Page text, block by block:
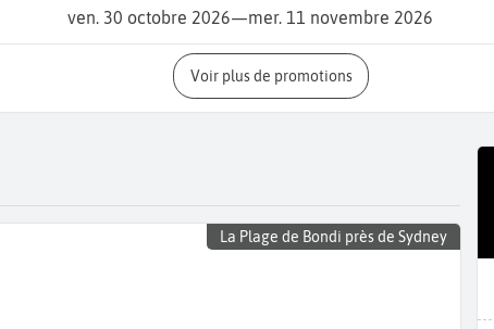
ven. 30 octobre 2026—mer. 11 novembre 2026
Voir plus de promotions
La Plage de Bondi près de Sydney